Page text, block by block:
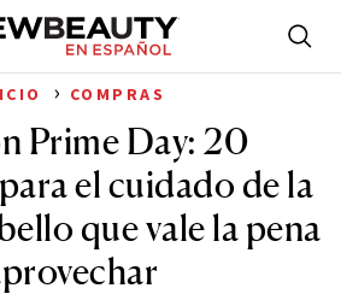
for:
› COMPRAS
Prime Day: 20
el cuidado de la
que vale la pena